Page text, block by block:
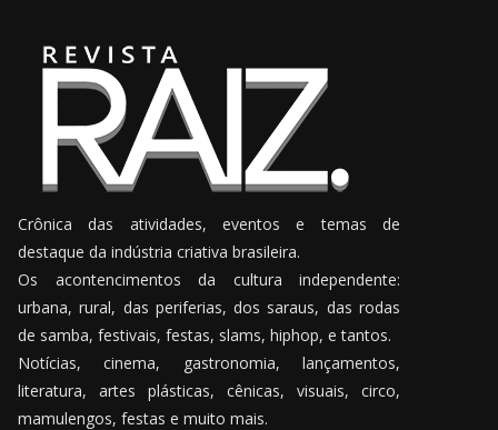
Crônica das atividades, eventos e temas de
destaque da indústria criativa brasileira.
Os acontencimentos da cultura independente:
urbana, rural, das periferias, dos saraus, das rodas
de samba, festivais, festas, slams, hiphop, e tantos.
Notícias, cinema, gastronomia, lançamentos,
literatura, artes plásticas, cênicas, visuais, circo,
mamulengos, festas e muito mais.